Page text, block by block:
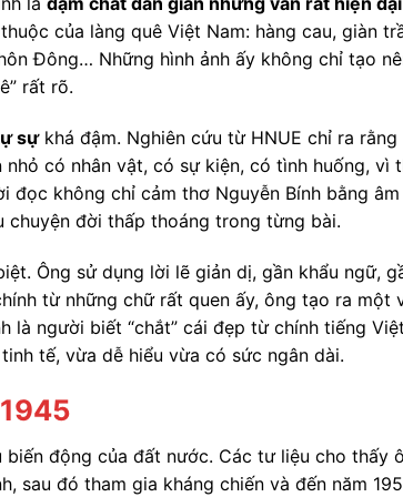
của làng quê Việt Nam: hàng cau, giàn
Đông… Những hình ảnh ấy không chỉ tạo
rất rõ.
sựkhá đậm. Nghiên cứu từ HNUE chỉ ra rằng
có nhân vật, có sự kiện, có tình huống, vì
không chỉ cảm thơ Nguyễn Bính bằng âm
chuyện đời thấp thoáng trong từng bài.
Ông sử dụng lời lẽ giản dị, gần khẩu ngữ,
từ những chữ rất quen ấy, ông tạo ra một
là người biết “chắt” cái đẹp từ chính tiếng Việt
tế, vừa dễ hiểu vừa có sức ngân dài.
biến động của đất nước. Các tư liệu cho thấy
sau đó tham gia kháng chiến và đến năm